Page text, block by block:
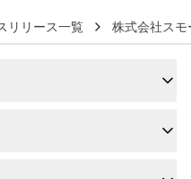
リリース一覧 株式会社ス